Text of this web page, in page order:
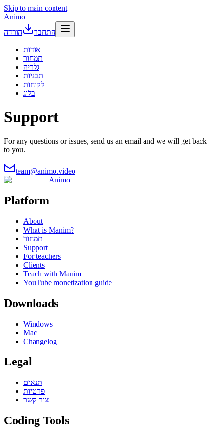
Skip to main content
Animo
התחבר
הורדה
אודות
תמחור
גלריה
תבניות
לקוחות
בלוג
Support
For any questions or issues, send us an email and we will get back
to you.
team@animo.video
Animo
Platform
About
What is Manim?
תמחור
Support
For teachers
Clients
Teach with Manim
YouTube monetization guide
Downloads
Windows
Mac
Changelog
Legal
תנאים
פרטיות
צור קשר
Coding Tools